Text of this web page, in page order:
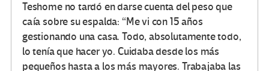
Teshome no tardó en darse cuenta del peso que
caía sobre su espalda: “Me vi con 15 años
gestionando una casa. Todo, absolutamente todo,
lo tenía que hacer yo. Cuidaba desde los más
pequeños hasta a los más mayores. Trabajaba las